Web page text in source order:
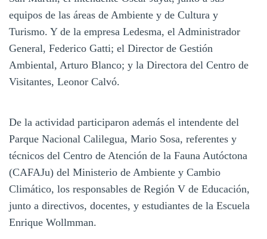
equipos de las áreas de Ambiente y de Cultura y
Turismo. Y de la empresa Ledesma, el Administrador
General, Federico Gatti; el Director de Gestión
Ambiental, Arturo Blanco; y la Directora del Centro de
Visitantes, Leonor Calvó.
De la actividad participaron además el intendente del
Parque Nacional Calilegua, Mario Sosa, referentes y
técnicos del Centro de Atención de la Fauna Autóctona
(CAFAJu) del Ministerio de Ambiente y Cambio
Climático, los responsables de Región V de Educación,
junto a directivos, docentes, y estudiantes de la Escuela
Enrique Wollmman.